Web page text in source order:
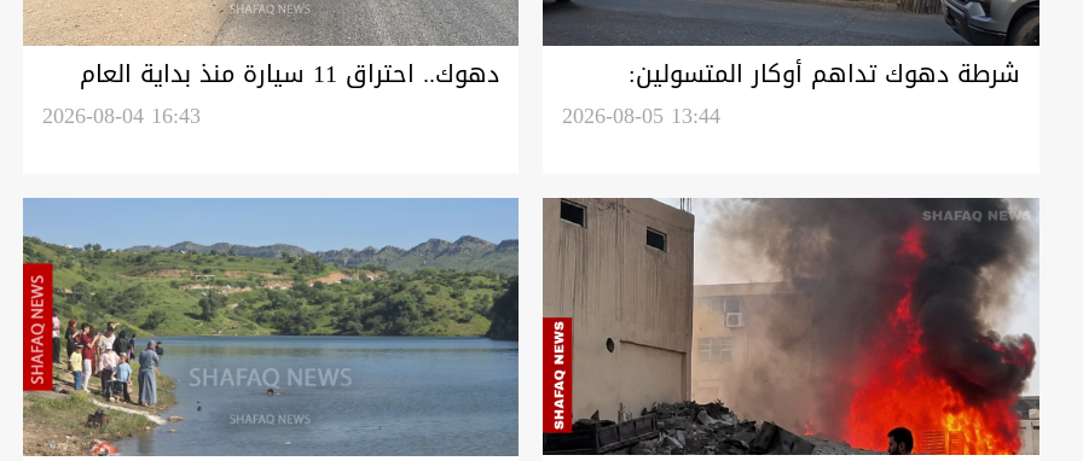
شرطة دهوك تداهم أوكار المتسولين:
2026-08-05 13:44
دهوك.. احتراق 11 سيارة منذ بداية العام
بسبب "الإهمال" والدفاع المدني يحذر
2026-08-04 16:43